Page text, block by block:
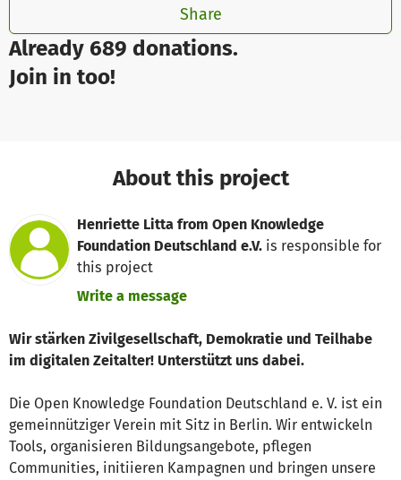
Already 689 donations.
Join in too!
Share
About this project
Henriette Litta from Open Knowledge
Foundation Deutschland e.V. is responsible for
this project
Write a message
Wir stärken Zivilgesellschaft, Demokratie und Teilhabe
im digitalen Zeitalter! Unterstützt uns dabei.
Die Open Knowledge Foundation Deutschland e. V. ist ein
gemeinnütziger Verein mit Sitz in Berlin. Wir entwickeln
Tools, organisieren Bildungsangebote, pflegen
Communities, initiieren Kampagnen und bringen unsere